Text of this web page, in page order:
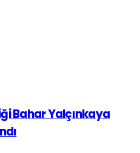
Bahar Yalçınkaya